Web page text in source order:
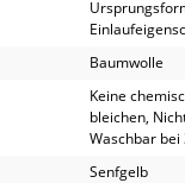
Baumwolle
Keine
bleichen,
Waschbar bei
Senfgelb